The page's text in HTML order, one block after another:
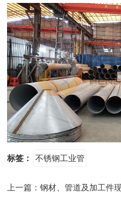
标签： 不锈钢工业管
上一篇： 钢材、管道及加工件